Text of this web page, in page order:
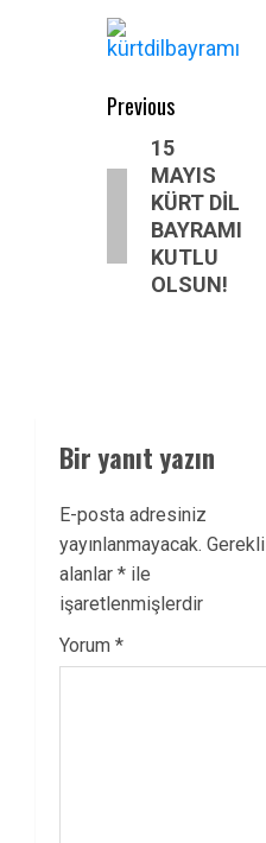
Post
navigation
Previous
Previous
15
MAYIS
KÜRT DİL
BAYRAMI
KUTLU
OLSUN!
Bir yanıt yazın
E-posta adresiniz
yayınlanmayacak. Gerekli
alanlar * ile
işaretlenmişlerdir
Yorum *